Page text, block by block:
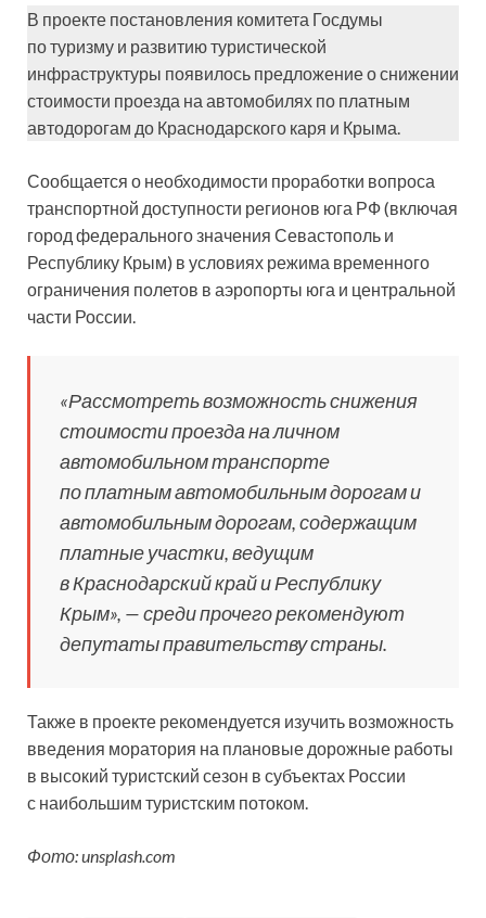
В проекте постановления комитета Госдумы
по туризму и развитию туристической
инфраструктуры появилось предложение о снижении
стоимости проезда на автомобилях по платным
автодорогам до Краснодарского каря и Крыма.
Сообщается о необходимости проработки вопроса
транспортной доступности регионов юга РФ (включая
город федерального значения Севастополь и
Республику Крым) в условиях режима временного
ограничения полетов в аэропорты юга и центральной
части России.
«Рассмотреть возможность снижения
стоимости проезда на личном
автомобильном транспорте
по платным автомобильным дорогам и
автомобильным дорогам, содержащим
платные участки, ведущим
в Краснодарский край и Республику
Крым», — среди прочего рекомендуют
депутаты правительству страны.
Также в проекте рекомендуется изучить возможность
введения моратория на плановые дорожные работы
в высокий туристский сезон в субъектах России
с наибольшим туристским потоком.
Фото: unsplash.com